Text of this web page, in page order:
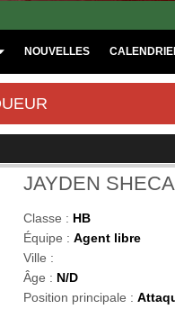
NOUVELLES
JAYDEN
Classe : HB
Équipe : Agent libre
Ville :
Âge : N/D
Position principale :